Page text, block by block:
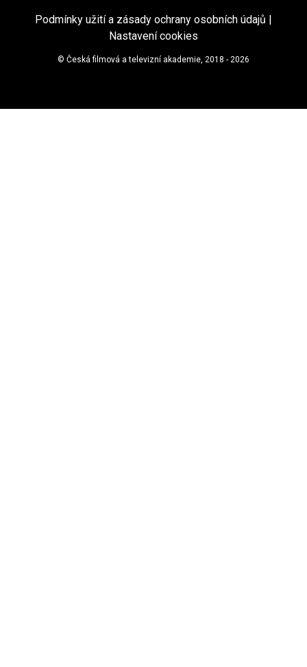
Podmínky užití a zásady ochrany osobních údajů
Nastavení cookies
© Česká filmová a televizní akademie, 2018 - 2026